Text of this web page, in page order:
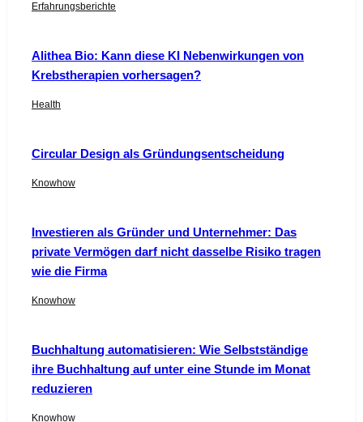
Erfahrungsberichte
Alithea Bio: Kann diese KI Nebenwirkungen von
Krebstherapien vorhersagen?
Health
Circular Design als Gründungsentscheidung
Knowhow
Investieren als Gründer und Unternehmer: Das
private Vermögen darf nicht dasselbe Risiko tragen
wie die Firma
Knowhow
Buchhaltung automatisieren: Wie Selbstständige
ihre Buchhaltung auf unter eine Stunde im Monat
reduzieren
Knowhow